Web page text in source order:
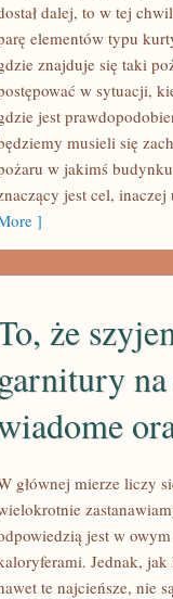
dalej, to w tej
elementów typu
znajduje się taki
w sytuacji,
jest
musieli się
w jakimś
jest cel, inaczej
]
że
garnitury
głównej mierze liczy
jest w
Jednak,
te najcieńsze, nie